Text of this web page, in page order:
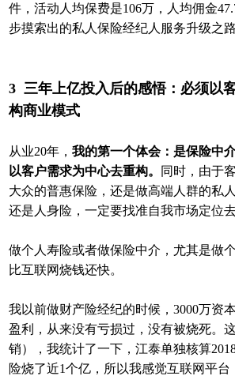
件，活动人均保费是106万，人均佣金
步摸索出的私人保险经纪人服务升级之路
3 三年上亿投入后的感悟： 必须以
构商业模式
从业20年，我的第一个体会：是保险中
以客户需求为中心去重构。
同时，由于
大众的普惠保险，还是做高端人群的私
还是人身险，一定要找准自我市场定位去
做个人寿险或者做保险中介，尤其是做
比互联网烧钱还快。
我以前做财产险经纪的时候，3000万资
盈利，从来没有亏损过，没有被烧死。
销），我统计了一下，江泰单独核算
险烧了近1个亿，所以我感觉互联网平台